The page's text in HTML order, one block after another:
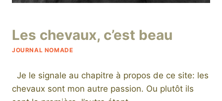
JOURNAL NOMADE
Les chevaux, c’est beau
niro
Je le signale au chapitre à propos de ce site: les
chevaux sont mon autre passion. Ou plutôt ils